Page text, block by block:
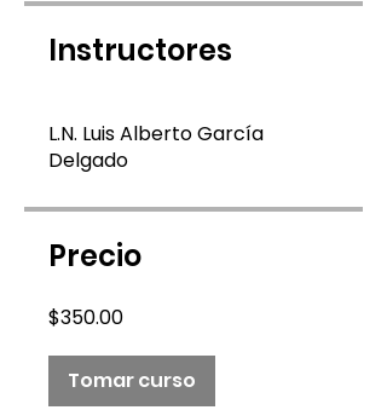
Instructores
L.N. Luis Alberto García
Delgado
Precio
$350.00
Tomar curso